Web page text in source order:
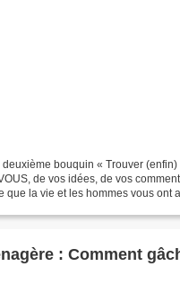
deuxième bouquin « Trouver (enfin)
de vos idées, de vos
que la vie et les hommes vous ont
: Comment